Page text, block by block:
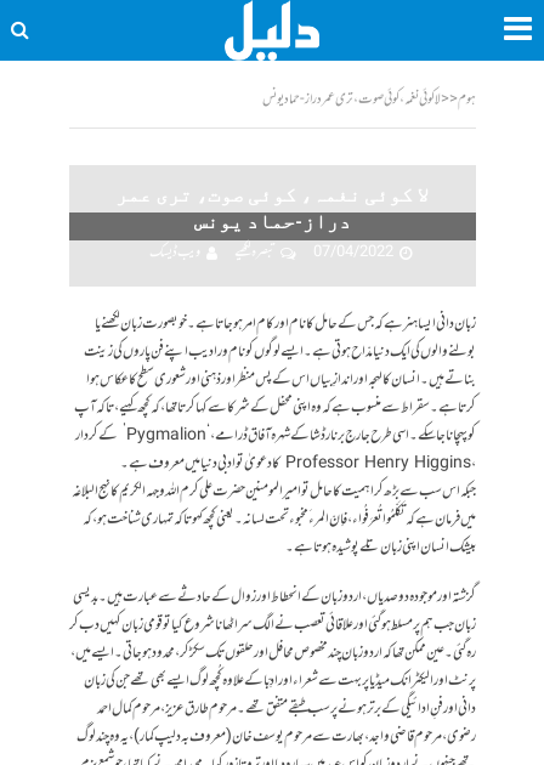
ہوم<<لا کوئی نغمہ، کوئی صوت، تری عمر دراز-حماد یونس
لا کوئی نغمہ، کوئی صوت، تری عمر
دراز-حماد یونس
07/04/2022
تبصرہ لکھیے ویب ڈیسک
زبان دانی ایسا ہنر ہے کہ جس کے حامل کا نام اور کام امر ہو جاتا ہے۔ خوبصورت زبان لکھنے یا
بولنے والوں کی ایک دنیا مدّاح ہوتی ہے۔ ایسے لوگوں کو نام ور ادیب اپنے فن پاروں کی زینت
بناتے ہیں ۔ انسان کا لہجہ اور اندازِ بیاں اس کے پس منظر اور ذہنی اور شعوری سطح کا عکاس ہوا
کرتا ہے۔ سقراط سے منسوب ہے کہ وہ اپنی محفل کے شرکا سے کہا کرتا تھا، کہ کچھ کہیے ، تا کہ آپ
کو پہچانا جا سکے۔ اسی طرح جارج برنارڈ شا کے شہرہ آفاق ڈرامے ، ‘Pygmalion’ کے کردار
، Professor Henry Higgins کا دعویٰ تو ادبی دنیا میں معروف ہے۔
جبکہ اس سب سے بڑھ کر اہمیت کا حامل تو امیر المومنین حضرت علی کرم اللہ وجہہ الکریم کا نہج البلاغہ
میں فرمان ہے کہ تَکَلّمُوا تُعرَفُواء ، فاِنّ المرءَ مخبوء تحت لسانہ۔ یعنی کچھ کہو تاکہ تمہاری شناخت ہو ، کہ
بیشک انسان اپنی زبان تلے پوشیدہ ہوتا ہے۔
گزشتہ اور موجودہ دو صدیاں ، اردو زبان کے انحطاط اور زوال کے حادثے سے عبارت ہیں۔ بدیسی
زبان جب ہم پر مسلط ہو گئی اور علاقائی تعصب نے الگ سر اٹھانا شروع کیا تو قومی زبان کہیں دب کر
رہ گئی۔ عین ممکن تھا کہ اردو زبان چند مخصوص محافل اور حلقوں تک سکڑ کر، محدود ہو جاتی۔ ایسے میں ،
پرنٹ اور الیکٹرانک میڈیا پر بہت سے شعراء اور ادِبّا کے علاوہ کُچھ لوگ ایسے بھی تھے جن کی زبان
دانی اور فنِ ادائیگی کے برتر ہونے پر سب طبقے متفق تھے۔ مرحوم طارق عزیز، مرحوم کمال احمد
رضوی، مرحوم قاضی واجد ، بھارت سے مرحوم یوسف خان (معروف بہ دلیپ کمار)، یہ وہ چند لوگ